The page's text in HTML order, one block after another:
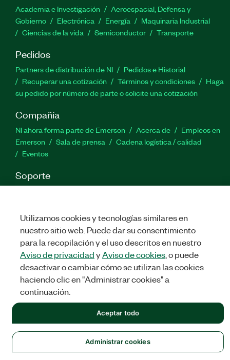
Academia e Investigación
Aeroespacial, Defensa y
Gobierno
Electrónica Energía
Maquinaria Industrial
Ciencias de la vida
Semiconductor Transporte
Pedidos
Partners de distribución de NI
Pedidos e Historial
Recuperar una cotización
Términos y condiciones
Haga
su pedido por número de parte o solicite una cotización
Compañía
NI ahora forma parte de Emerson Acerca de
Empleos en
Emerson
Sala de prensa
Cadena logística / calidad
Eventos
Soporte
Comentarios
TwitterFacebook
LinkedIn
PRIVACIDAD|Administrar cookies
RESERVADOS.
Utilizamos cookies y tecnologías similares en
nuestro sitio web. Puede dar su consentimiento
para la recopilación y el uso descritos en nuestro
Aviso de privacidadyAviso de cookies, o puede
desactivar o cambiar cómo se utilizan las cookies
haciendo clic en "Administrar cookies" a
continuación.
Administrar cookies
Aceptar todo